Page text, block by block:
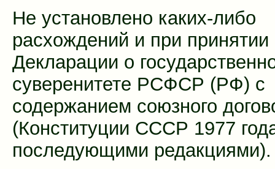
Не установлено каких-либо
расхождений и при принятии
Декларации о
суверенитете РСФСР (РФ) с
содержанием союзного
(Конституции СССР 1977
последующими редакциями).